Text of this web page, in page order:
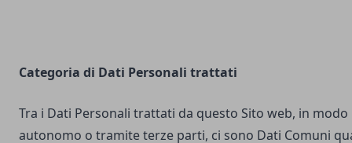
Categoria di Dati Personali trattati
Tra i Dati Personali trattati da questo Sito web, in modo
autonomo o tramite terze parti, ci sono Dati Comuni